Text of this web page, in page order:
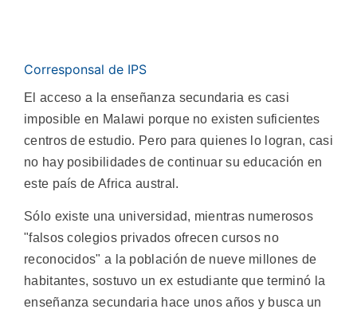
Corresponsal de IPS
El acceso a la enseñanza secundaria es casi
imposible en Malawi porque no existen suficientes
centros de estudio. Pero para quienes lo logran, casi
no hay posibilidades de continuar su educación en
este país de Africa austral.
Sólo existe una universidad, mientras numerosos
"falsos colegios privados ofrecen cursos no
reconocidos" a la población de nueve millones de
habitantes, sostuvo un ex estudiante que terminó la
enseñanza secundaria hace unos años y busca un